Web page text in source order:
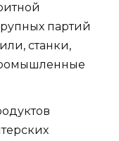
партий
станки,